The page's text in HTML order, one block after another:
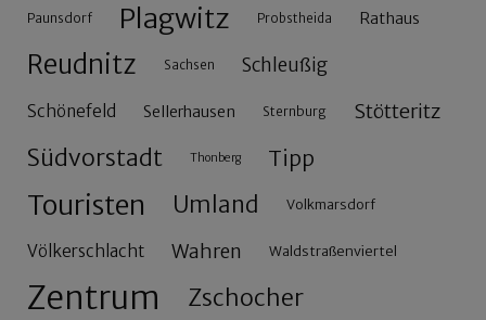
Paunsdorf Plagwitz Probstheida Rathaus
Reudnitz Sachsen Schleußig
Schönefeld Sellerhausen Sternburg Stötteritz
Südvorstadt Thonberg Tipp
Touristen Umland Volkmarsdorf
Völkerschlacht Wahren Waldstraßenviertel
Zentrum Zschocher